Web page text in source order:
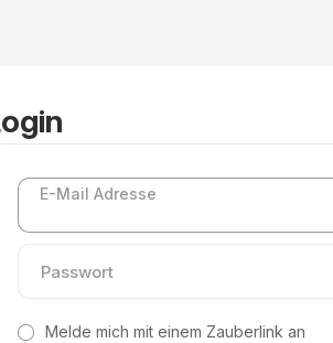
E-Mail Adresse
Melde mich mit einem Zauberlink an